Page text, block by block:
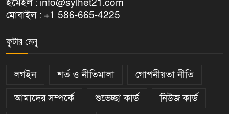
ইমেইল : info@sylhet21.com
মোবাইল : +1 586-665-4225
ফুটার মেনু
লগইন শর্ত ও নীতিমালা
গোপনীয়তা নীতি
আমাদের সম্পর্কে
শুভেচ্ছা কার্ড নিউজ কার্ড